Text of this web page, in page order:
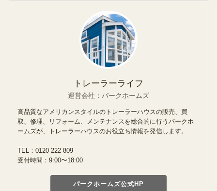
トレーラーライフ
運営会社：パークホームズ
高品質なアメリカンスタイルのトレーラーハウスの販売、買
取、修理、リフォーム、メンテナンスを総合的に行うパークホ
ームズが、トレーラーハウスのお役立ち情報を発信します。
TEL：0120-222-809
受付時間：9:00〜18:00
パークホームズ公式HP